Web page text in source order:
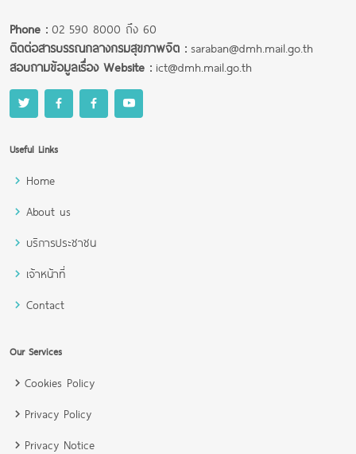
Phone :02 590 8000 ถึง 60
ติดต่อสารบรรณกลางกรมสุขภาพจิต :saraban@dmh.mail.go.th
สอบถามข้อมูลเรื่อง Website :ict@dmh.mail.go.th
Useful Links
Home
About us
บริการประชาชน
เจ้าหน้าที่
Contact
Our Services
Cookies Policy
Privacy Policy
Privacy Notice